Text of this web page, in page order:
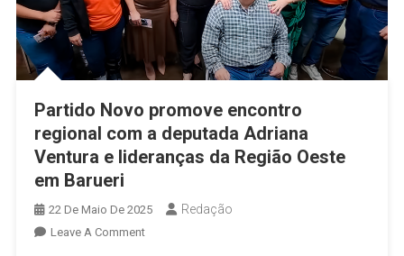
Partido Novo promove encontro
regional com a deputada Adriana
Ventura e lideranças da Região Oeste
em Barueri
22 De Maio De 2025 Redação
Leave A CommentOn